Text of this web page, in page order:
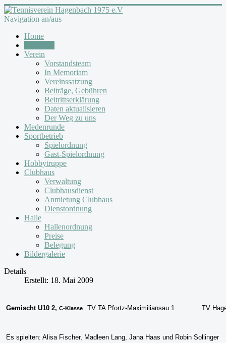
Navigation an/aus
Home
Verein
Vorstandsteam
In Memoriam
Vereinssatzung
Beiträge, Gebühren
Beitrittserklärung
Daten aktualisieren
Der Weg zu uns
Medenrunde
Sportbetrieb
Spielordnung
Gast-Spielordnung
Hobbytruppe
Clubhaus
Verwaltung
Clubhausdienst
Anmietung Clubhaus
Dienstordnung
Halle
Hallenordnung
Preise
Belegung
Bildergalerie
Details
Erstellt: 18. Mai 2009
Gemischt U10 2, C-Klasse TV TA Pfortz-Maximiliansau 1 TV
Es spielten: Alisa Fischer, Madleen Lang, Jana Haas und Robin Sollinger